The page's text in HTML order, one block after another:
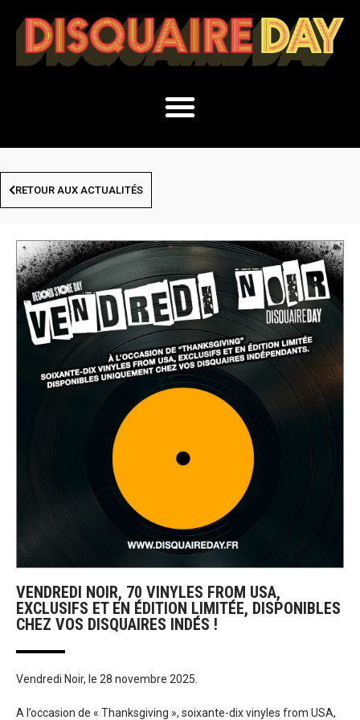
RETOUR AUX ACTUALITÉS
VENDREDI NOIR, 70 VINYLES FROM USA,
EXCLUSIFS ET EN ÉDITION LIMITÉE, DISPONIBLES
CHEZ VOS DISQUAIRES INDÉS !
Vendredi Noir, le 28 novembre 2025.
A l’occasion de « Thanksgiving », soixante-dix vinyles from USA,